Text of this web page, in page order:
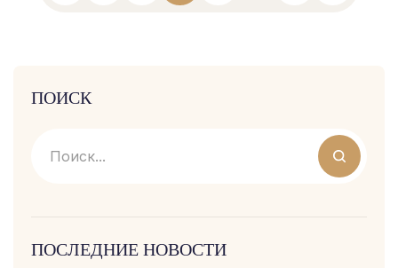
ПОИСК
ПОСЛЕДНИЕ НОВОСТИ